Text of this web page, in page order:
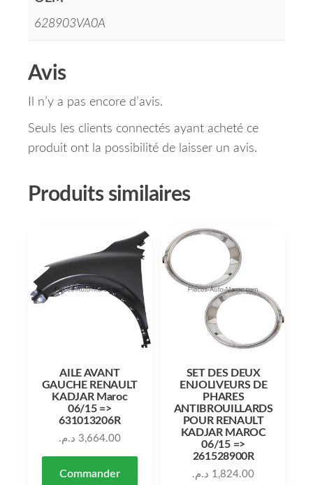
628903VA0A
Avis
Il n’y a pas encore d’avis.
Seuls les clients connectés ayant acheté ce
produit ont la possibilité de laisser un avis.
Produits similaires
AILE AVANT
GAUCHE RENAULT
KADJAR Maroc
06/15 =>
631013206R
3,664.00 د.م.
Commander
SET DES DEUX
ENJOLIVEURS DE
PHARES
ANTIBROUILLARDS
POUR RENAULT
KADJAR MAROC
06/15 =>
261528900R
1,824.00 د.م.